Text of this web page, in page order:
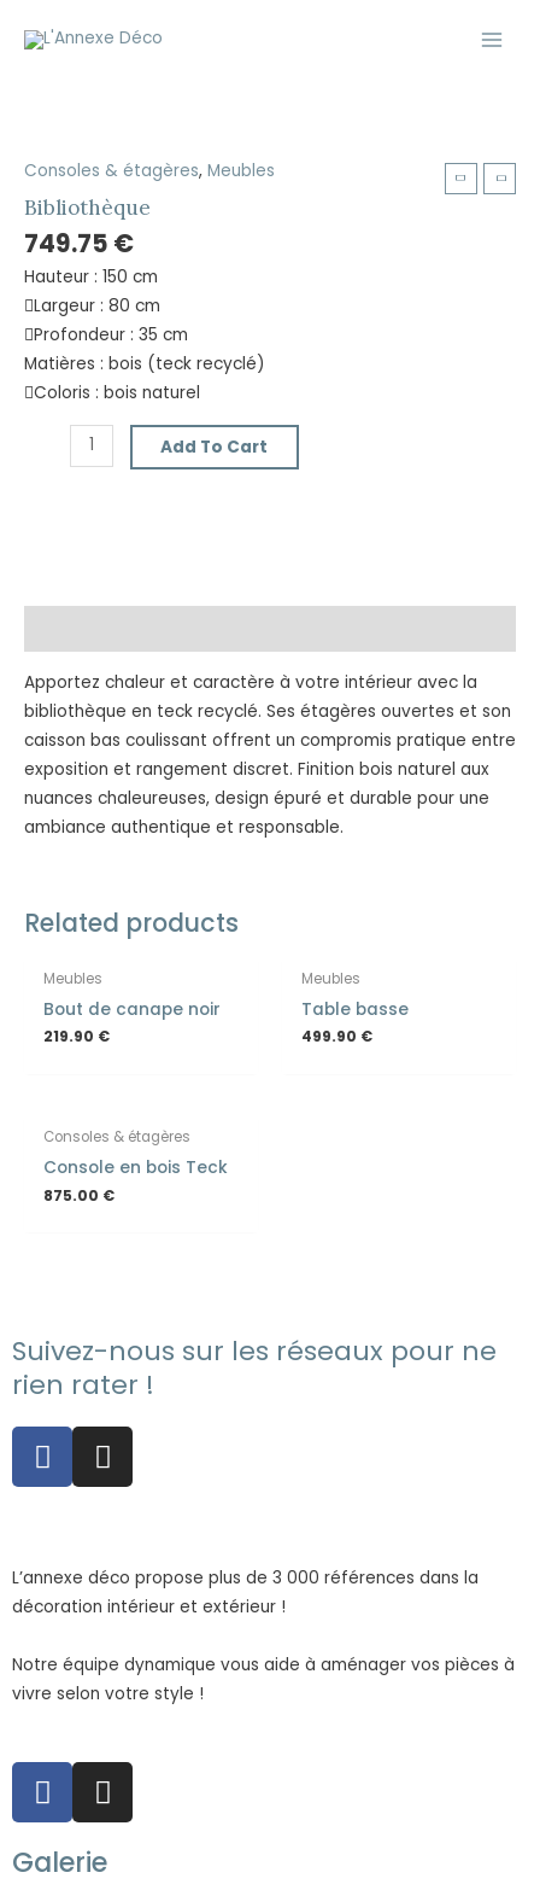
Consoles & étagères, Meubles
Bibliothèque
749.75 €
Hauteur : 150 cm
Largeur : 80 cm
Profondeur : 35 cm
Matières : bois (teck recyclé)
Coloris : bois naturel
Bibliothèque
quantity
Add To Cart
Apportez chaleur et caractère à votre intérieur avec la
bibliothèque en teck recyclé. Ses étagères ouvertes et son
caisson bas coulissant offrent un compromis pratique entre
exposition et rangement discret. Finition bois naturel aux
nuances chaleureuses, design épuré et durable pour une
ambiance authentique et responsable.
Related products
Meubles
Bout de canape noir
219.90 €
Meubles
Table basse
499.90 €
Consoles & étagères
Console en bois Teck
875.00 €
Suivez-nous sur les réseaux pour ne
rien rater !
F
a
c
o
o
k
-
f
I
n
s
a
g
r
a
m
L’annexe déco propose plus de 3 000 références dans la
décoration intérieur et extérieur !
Notre équipe dynamique vous aide à aménager vos pièces à
vivre selon votre style !
F
a
c
e
I
n
s
t
Galerie